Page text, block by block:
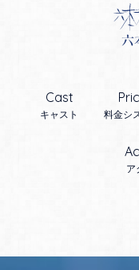
Cast
キャスト 料金シ
ア